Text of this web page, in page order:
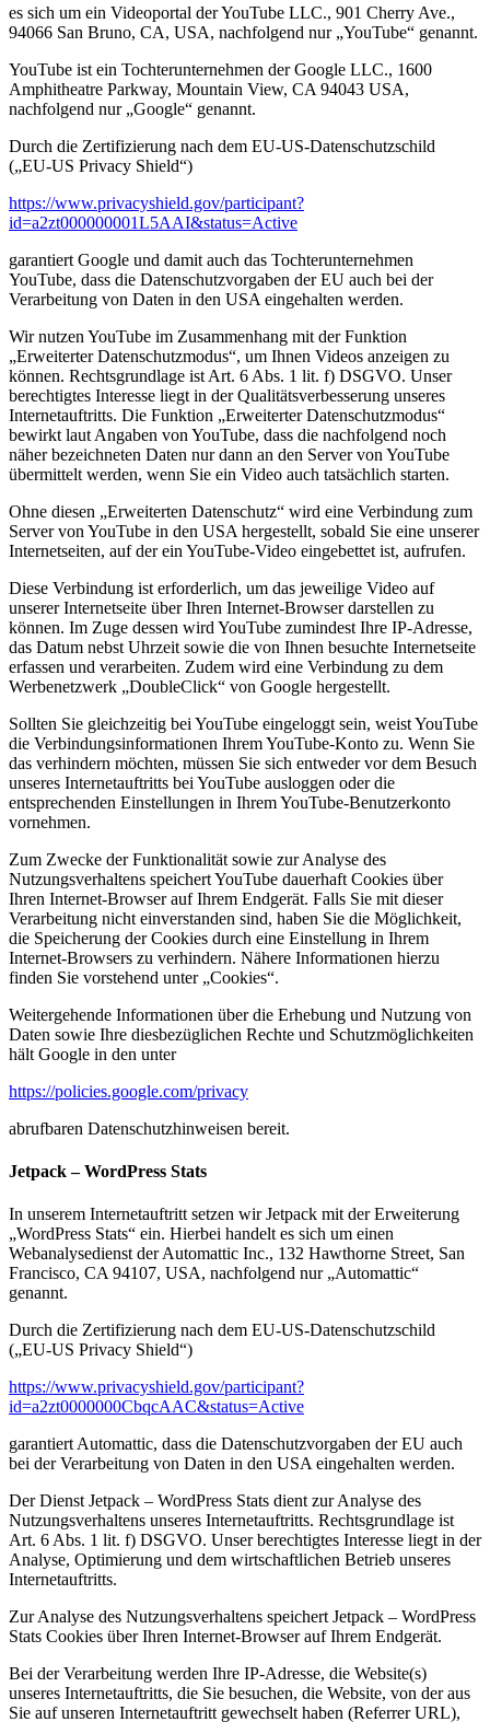
es sich um ein Videoportal der YouTube LLC., 901 Cherry Ave.,
94066 San Bruno, CA, USA, nachfolgend nur „YouTube“ genannt.
YouTube ist ein Tochterunternehmen der Google LLC., 1600
Amphitheatre Parkway, Mountain View, CA 94043 USA,
nachfolgend nur „Google“ genannt.
Durch die Zertifizierung nach dem EU-US-Datenschutzschild
(„EU-US Privacy Shield“)
https://www.privacyshield.gov/participant?
id=a2zt000000001L5AAI&status=Active
garantiert Google und damit auch das Tochterunternehmen
YouTube, dass die Datenschutzvorgaben der EU auch bei der
Verarbeitung von Daten in den USA eingehalten werden.
Wir nutzen YouTube im Zusammenhang mit der Funktion
„Erweiterter Datenschutzmodus“, um Ihnen Videos anzeigen zu
können. Rechtsgrundlage ist Art. 6 Abs. 1 lit. f) DSGVO. Unser
berechtigtes Interesse liegt in der Qualitätsverbesserung unseres
Internetauftritts. Die Funktion „Erweiterter Datenschutzmodus“
bewirkt laut Angaben von YouTube, dass die nachfolgend noch
näher bezeichneten Daten nur dann an den Server von YouTube
übermittelt werden, wenn Sie ein Video auch tatsächlich starten.
Ohne diesen „Erweiterten Datenschutz“ wird eine Verbindung zum
Server von YouTube in den USA hergestellt, sobald Sie eine unserer
Internetseiten, auf der ein YouTube-Video eingebettet ist, aufrufen.
Diese Verbindung ist erforderlich, um das jeweilige Video auf
unserer Internetseite über Ihren Internet-Browser darstellen zu
können. Im Zuge dessen wird YouTube zumindest Ihre IP-Adresse,
das Datum nebst Uhrzeit sowie die von Ihnen besuchte Internetseite
erfassen und verarbeiten. Zudem wird eine Verbindung zu dem
Werbenetzwerk „DoubleClick“ von Google hergestellt.
Sollten Sie gleichzeitig bei YouTube eingeloggt sein, weist YouTube
die Verbindungsinformationen Ihrem YouTube-Konto zu. Wenn Sie
das verhindern möchten, müssen Sie sich entweder vor dem Besuch
unseres Internetauftritts bei YouTube ausloggen oder die
entsprechenden Einstellungen in Ihrem YouTube-Benutzerkonto
vornehmen.
Zum Zwecke der Funktionalität sowie zur Analyse des
Nutzungsverhaltens speichert YouTube dauerhaft Cookies über
Ihren Internet-Browser auf Ihrem Endgerät. Falls Sie mit dieser
Verarbeitung nicht einverstanden sind, haben Sie die Möglichkeit,
die Speicherung der Cookies durch eine Einstellung in Ihrem
Internet-Browsers zu verhindern. Nähere Informationen hierzu
finden Sie vorstehend unter „Cookies“.
Weitergehende Informationen über die Erhebung und Nutzung von
Daten sowie Ihre diesbezüglichen Rechte und Schutzmöglichkeiten
hält Google in den unter
https://policies.google.com/privacy
abrufbaren Datenschutzhinweisen bereit.
Jetpack – WordPress Stats
In unserem Internetauftritt setzen wir Jetpack mit der Erweiterung
„WordPress Stats“ ein. Hierbei handelt es sich um einen
Webanalysedienst der Automattic Inc., 132 Hawthorne Street, San
Francisco, CA 94107, USA, nachfolgend nur „Automattic“
genannt.
Durch die Zertifizierung nach dem EU-US-Datenschutzschild
(„EU-US Privacy Shield“)
https://www.privacyshield.gov/participant?
id=a2zt0000000CbqcAAC&status=Active
garantiert Automattic, dass die Datenschutzvorgaben der EU auch
bei der Verarbeitung von Daten in den USA eingehalten werden.
Der Dienst Jetpack – WordPress Stats dient zur Analyse des
Nutzungsverhaltens unseres Internetauftritts. Rechtsgrundlage ist
Art. 6 Abs. 1 lit. f) DSGVO. Unser berechtigtes Interesse liegt in der
Analyse, Optimierung und dem wirtschaftlichen Betrieb unseres
Internetauftritts.
Zur Analyse des Nutzungsverhaltens speichert Jetpack – WordPress
Stats Cookies über Ihren Internet-Browser auf Ihrem Endgerät.
Bei der Verarbeitung werden Ihre IP-Adresse, die Website(s)
unseres Internetauftritts, die Sie besuchen, die Website, von der aus
Sie auf unseren Internetauftritt gewechselt haben (Referrer URL),